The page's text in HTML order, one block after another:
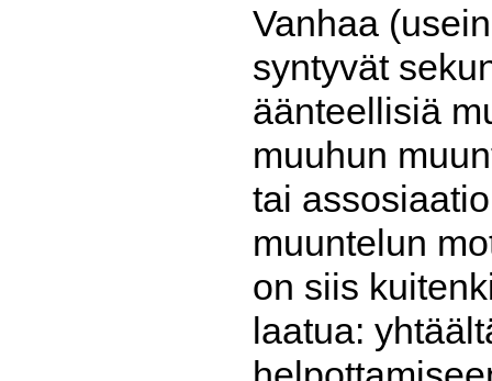
Vanhaa
syntyvät
äänteellisiä
muuhun
tai
muuntelun
on siis
laatua: